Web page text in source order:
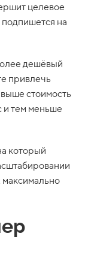
целевое
подпишется на
дешёвый
привлечь
стоимость
и тем меньше
который
максимально